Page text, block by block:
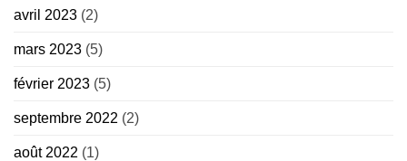
avril 2023 (2)
mars 2023 (5)
février 2023 (5)
septembre 2022 (2)
août 2022 (1)